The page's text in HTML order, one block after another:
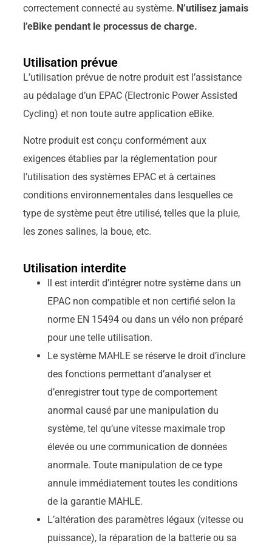
correctement connecté au système. N’utilisez jamais
l’eBike pendant le processus de charge.
Utilisation prévue
L’utilisation prévue de notre produit est l’assistance
au pédalage d’un EPAC (Electronic Power Assisted
Cycling) et non toute autre application eBike.
Notre produit est conçu conformément aux
exigences établies par la réglementation pour
l’utilisation des systèmes EPAC et à certaines
conditions environnementales dans lesquelles ce
type de système peut être utilisé, telles que la pluie,
les zones salines, la boue, etc.
Utilisation interdite
Il est interdit d’intégrer notre système dans un
EPAC non compatible et non certifié selon la
norme EN 15494 ou dans un vélo non préparé
pour une telle utilisation.
Le système MAHLE se réserve le droit d’inclure
des fonctions permettant d’analyser et
d’enregistrer tout type de comportement
anormal causé par une manipulation du
système, tel qu’une vitesse maximale trop
élevée ou une communication de données
anormale. Toute manipulation de ce type
annule immédiatement toutes les conditions
de la garantie MAHLE.
L’altération des paramètres légaux (vitesse ou
puissance), la réparation de la batterie ou sa